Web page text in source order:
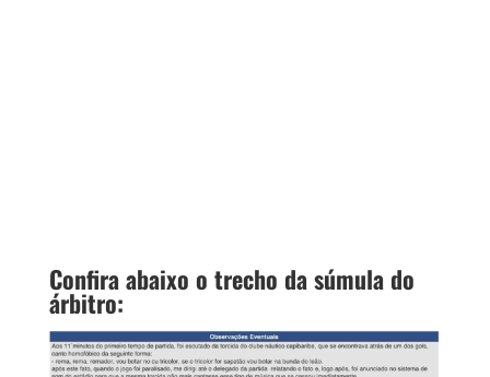
Confira abaixo o trecho da súmula do
árbitro: